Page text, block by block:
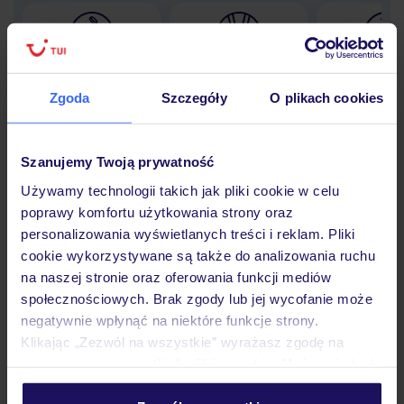
Zgoda Szczegóły O plikach cookies
Szanujemy Twoją prywatność
Używamy technologii takich jak pliki cookie w celu
poprawy komfortu użytkowania strony oraz
personalizowania wyświetlanych treści i reklam. Pliki
cookie wykorzystywane są także do analizowania ruchu
na naszej stronie oraz oferowania funkcji mediów
społecznościowych. Brak zgody lub jej wycofanie może
negatywnie wpłynąć na niektóre funkcje strony.
Klikając „Zezwól na wszystkie” wyrażasz zgodę na
personalizować swój wybór wchodząc w zakładkę
podróży w Polsce
Hotel
Pokoje
Wyżywienie